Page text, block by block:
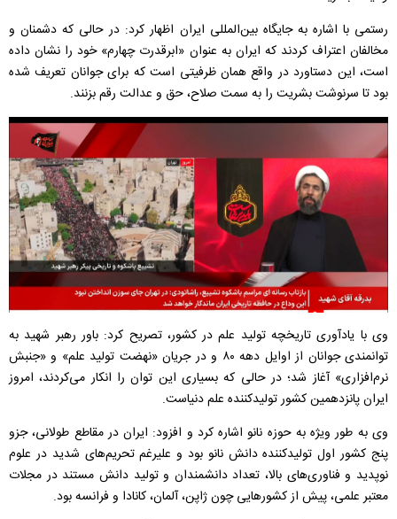
رستمی با اشاره به جایگاه بین‌المللی ایران اظهار کرد: در حالی که دشمنان و
مخالفان اعتراف کردند که ایران به عنوان «ابرقدرت چهارم» خود را نشان داده
است، این دستاورد در واقع همان ظرفیتی است که برای جوانان تعریف شده
بود تا سرنوشت بشریت را به سمت صلاح، حق و عدالت رقم بزنند.
وی با یادآوری تاریخچه تولید علم در کشور، تصریح کرد: باور رهبر شهید به
توانمندی جوانان از اوایل دهه ۸۰ و در جریان «نهضت تولید علم» و «جنبش
نرم‌افزاری» آغاز شد؛ در حالی که بسیاری این توان را انکار می‌کردند، امروز
ایران پانزدهمین کشور تولیدکننده علم دنیاست.
وی به طور ویژه به حوزه نانو اشاره کرد و افزود: ایران در مقاطع طولانی، جزو
پنج کشور اول تولیدکننده دانش نانو بود و علیرغم تحریم‌های شدید در علوم
نوپدید و فناوری‌های بالا، تعداد دانشمندان و تولید دانش مستند در مجلات
معتبر علمی، پیش از کشورهایی چون ژاپن، آلمان، کانادا و فرانسه بود.